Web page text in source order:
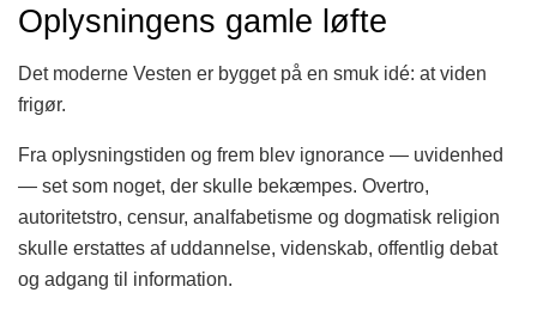
Oplysningens gamle løfte
Det moderne Vesten er bygget på en smuk idé: at viden
frigør.
Fra oplysningstiden og frem blev ignorance — uvidenhed
— set som noget, der skulle bekæmpes. Overtro,
autoritetstro, censur, analfabetisme og dogmatisk religion
skulle erstattes af uddannelse, videnskab, offentlig debat
og adgang til information.